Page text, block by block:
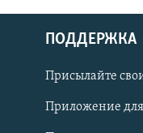
Українською
Qırımtatar
ПОДДЕРЖКА
Присылайте
Приложение